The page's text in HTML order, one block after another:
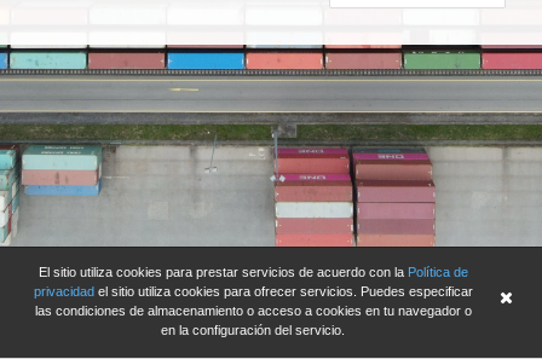
El sitio utiliza cookies para prestar servicios de acuerdo con la Política de
privacidadel sitio utiliza cookies para ofrecer servicios. Puedes especificar
las condiciones de almacenamiento o acceso a cookies en tu navegador o
en la configuración del servicio.